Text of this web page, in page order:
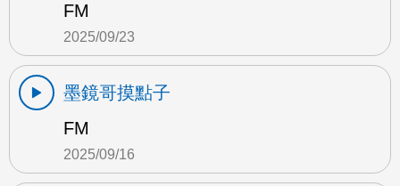
FM
2025/09/23
墨鏡哥摸點子
FM
2025/09/16